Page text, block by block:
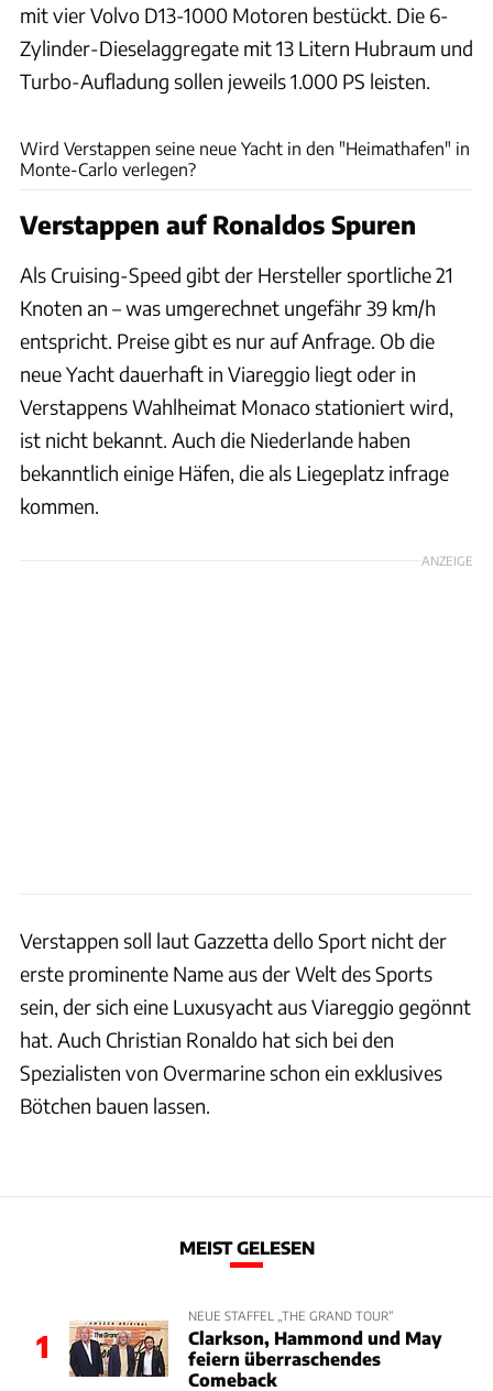
mit vier Volvo D13-1000 Motoren bestückt. Die 6-
Zylinder-Dieselaggregate mit 13 Litern Hubraum und
Turbo-Aufladung sollen jeweils 1.000 PS leisten.
Wird Verstappen seine neue Yacht in den "Heimathafen" in
Monte-Carlo verlegen?
Verstappen auf Ronaldos Spuren
Als Cruising-Speed gibt der Hersteller sportliche 21
Knoten an – was umgerechnet ungefähr 39 km/h
entspricht. Preise gibt es nur auf Anfrage. Ob die
neue Yacht dauerhaft in Viareggio liegt oder in
Verstappens Wahlheimat Monaco stationiert wird,
ist nicht bekannt. Auch die Niederlande haben
bekanntlich einige Häfen, die als Liegeplatz infrage
kommen.
ANZEIGE
Verstappen soll laut Gazzetta dello Sport nicht der
erste prominente Name aus der Welt des Sports
sein, der sich eine Luxusyacht aus Viareggio gegönnt
hat. Auch Christian Ronaldo hat sich bei den
Spezialisten von Overmarine schon ein exklusives
Bötchen bauen lassen.
MEIST GELESEN
1
NEUE STAFFEL „THE GRAND TOUR“
Clarkson, Hammond und May
feiern überraschendes
Comeback